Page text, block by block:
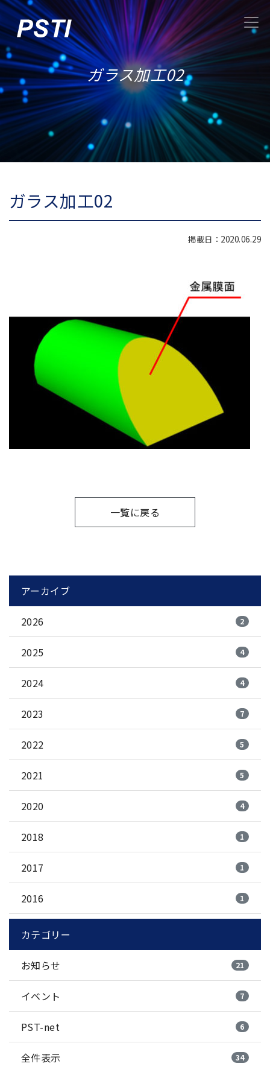
ガラス加工02
ガラス加工02
掲載日：2020.06.29
一覧に戻る
アーカイブ
2026 2
2025 4
2024 4
2023 7
2022 5
2021 5
2020 4
2018 1
2017 1
2016 1
カテゴリー
お知らせ 21
イベント 7
PST-net 6
全件表示 34